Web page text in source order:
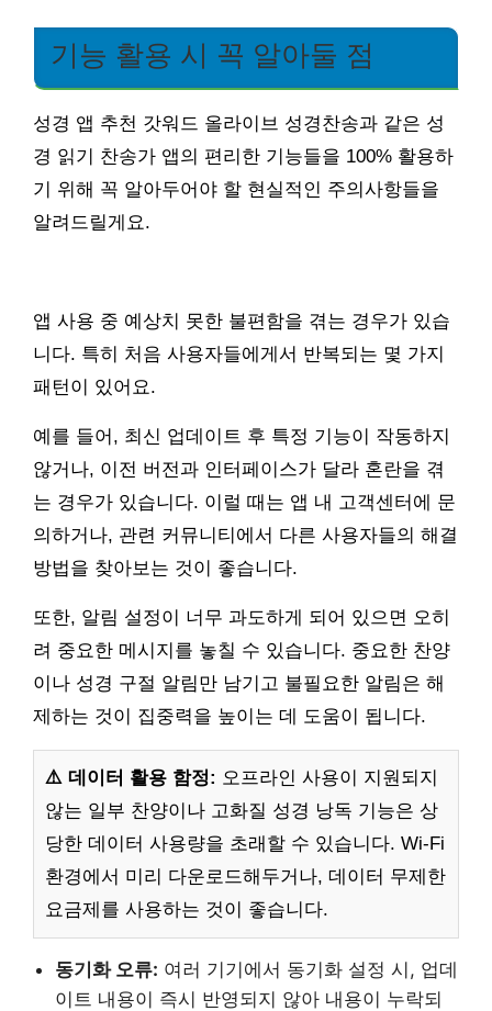
기능 활용 시 꼭 알아둘 점
성경 앱 추천 갓워드 올라이브 성경찬송과 같은 성
경 읽기 찬송가 앱의 편리한 기능들을 100% 활용하
기 위해 꼭 알아두어야 할 현실적인 주의사항들을
알려드릴게요.
앱 사용 중 예상치 못한 불편함을 겪는 경우가 있습
니다. 특히 처음 사용자들에게서 반복되는 몇 가지
패턴이 있어요.
예를 들어, 최신 업데이트 후 특정 기능이 작동하지
않거나, 이전 버전과 인터페이스가 달라 혼란을 겪
는 경우가 있습니다. 이럴 때는 앱 내 고객센터에 문
의하거나, 관련 커뮤니티에서 다른 사용자들의 해결
방법을 찾아보는 것이 좋습니다.
또한, 알림 설정이 너무 과도하게 되어 있으면 오히
려 중요한 메시지를 놓칠 수 있습니다. 중요한 찬양
이나 성경 구절 알림만 남기고 불필요한 알림은 해
제하는 것이 집중력을 높이는 데 도움이 됩니다.
⚠️ 데이터 활용 함정: 오프라인 사용이 지원되지
않는 일부 찬양이나 고화질 성경 낭독 기능은 상
당한 데이터 사용량을 초래할 수 있습니다. Wi-Fi
환경에서 미리 다운로드해두거나, 데이터 무제한
요금제를 사용하는 것이 좋습니다.
동기화 오류: 여러 기기에서 동기화 설정 시, 업데
이트 내용이 즉시 반영되지 않아 내용이 누락되